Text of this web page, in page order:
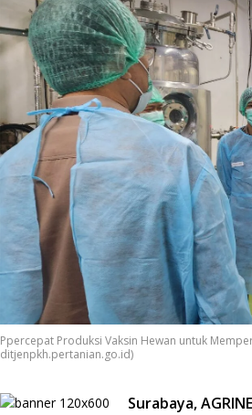
Ppercepat Produksi Vaksin Hewan untuk
ditjenpkh.pertanian.go.id)
Surabaya,